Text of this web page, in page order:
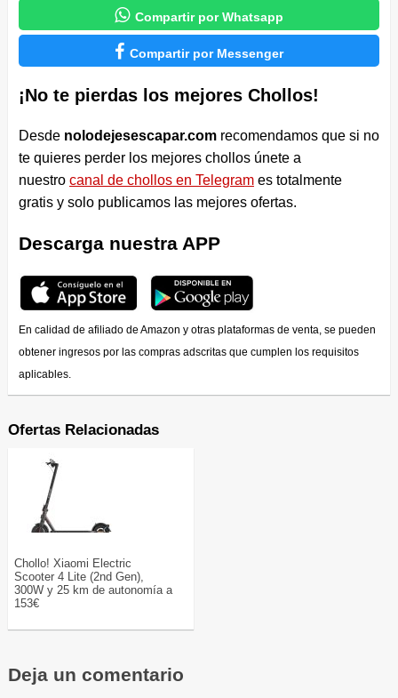
 Compartir por Whatsapp
 Compartir por Messenger
¡No te pierdas los mejores Chollos!
Desde nolodejesescapar.comrecomendamos que si no
te quieres perder los mejores chollos únete a
nuestro canal de chollos en Telegrames totalmente
gratis y solo publicamos las mejores ofertas.
Descarga nuestra APP
En calidad de afiliado de Amazon y otras plataformas de venta, se pueden
obtener ingresos por las compras adscritas que cumplen los requisitos
aplicables.
Ofertas Relacionadas
Chollo! Xiaomi Electric
Scooter 4 Lite (2nd Gen),
300W y 25 km de autonomía a
153€
Deja un comentario